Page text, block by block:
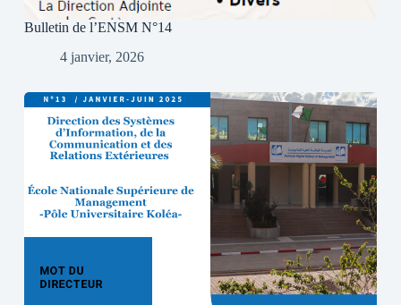
Bulletin de l’ENSM N°14
4 janvier, 2026